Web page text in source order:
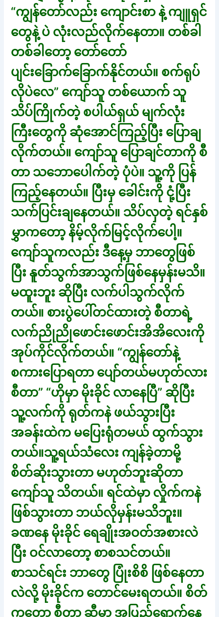
“ကျွန်တော်လည်း ကျောင်းစာ နဲ့ ကျူရှင်
တွေနဲ့ ပဲ လုံးလည်လိုက်နေတာ။ တစ်ခါ
တစ်ခါတော့ တော်တော်
ပျင်းခြောက်ခြောက်နိုင်တယ်။ စက်ရုပ်
လိုပဲလေ” ကျော်သူ တစ်ယောက် သူ
သိပ်ကြိုက်တဲ့ စပါယ်ရှယ် မျက်လုံး
ကြီးတွေကို ဆုံအောင်ကြည့်ပြီး ပြောချ
လိုက်တယ်။ ကျော်သူ ပြောချင်တာကို စီ
တာ သဘောပေါက်တဲ့ ပုံပဲ။ သူ့ကို ပြန်
ကြည့်နေတယ်။ ပြီးမှ ခေါင်းကို ငုံ့ပြီး
သက်ပြင်းချနေတယ်။ သိပ်လှတဲ့ ရင်နှစ်
မွှာကတော့ နိမ့်လိုက်မြင့်လိုက်ပေါ့။
ကျော်သူကလည်း ဒီနေ့မှ ဘာတွေဖြစ်
ပြီး နူတ်သွက်အာသွက်ဖြစ်နေမှန်းမသိ။
မထူးဘူး ဆိုပြီး လက်ပါသွက်လိုက်
တယ်။ စားပွဲပေါ်တင်ထားတဲ့ စီတာရဲ့
လက်ညိုညိုဖောင်းဖောင်းအိအိလေးကို
အုပ်ကိုင်လိုက်တယ်။ “ကျွန်တော်နဲ့
စကားပြောရတာ ပျော်တယ်မဟုတ်လား
စီတာ” “ဟိုမှာ မိုးခိုင် လာနေပြီ” ဆိုပြီး
သူ့လက်ကို ရုတ်ကနဲ ဖယ်သွားပြီး
အခန်းထဲက မပြေးရုံတမယ် ထွက်သွား
တယ်။သူ့ရယ်သံလေး ကျန်ခဲ့တာမို့
စိတ်ဆိုးသွားတာ မဟုတ်ဘူးဆိုတာ
ကျော်သူ သိတယ်။ ရင်ထဲမှာ လှိုက်ကနဲ
ဖြစ်သွားတာ ဘယ်လိုမှန်းမသိဘူး။
ခဏနေ မိုးခိုင် ရေချိုးအဝတ်အစားလဲ
ပြီး ဝင်လာတော့ စာစသင်တယ်။
စာသင်ရင်း ဘာတွေ ပြုံးစိစိ ဖြစ်နေတာ
လဲလို့ မိုးခိုင်က တောင်မေးရတယ်။ စိတ်
ကတော့ စီတာ့ ဆီမှာ အပြည့်ရောက်နေ